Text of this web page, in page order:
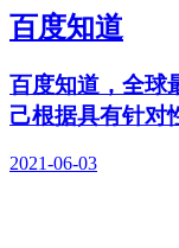
百度知道
百度知道，全球
己根据具有针对
2021-06-03